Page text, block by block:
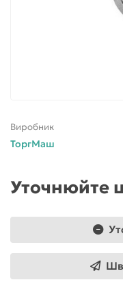
Виробник
ТоргМаш
Уточнюйте